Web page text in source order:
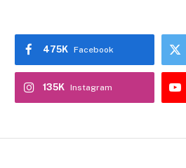
Facebook
475K
Instagram
135K